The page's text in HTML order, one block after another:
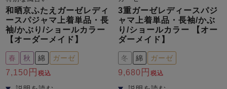
ガールズパジャマ
売れ筋ランキング
新着商品
目的別でさがす一覧はこちら
すべてのメン
ズ
半袖
かぶり
和晒京ふたえガーゼレディ
ースパジャマ上着単品・長
袖/かぶり/ショールカラー
【オーダーメイド】
春 秋 綿 ガーゼ
7,150 税込
3重ガーゼレディースパジ
ャマ上着単品・長袖/かぶ
り/ショールカラー 【オー
ダーメイド】
冬 綿 ガーゼ
9,680 税込